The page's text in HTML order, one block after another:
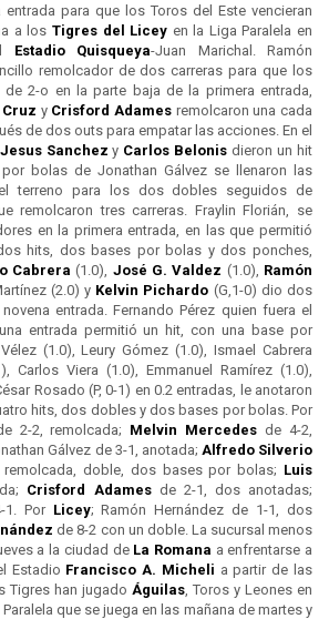
para que los Toros del Este vencieran
a los Tigres del Licey en la Liga Paralela en
Estadio Quisqueya-Juan Marichal. Ramón
remolcador de dos carreras para que los
de 2-o en la parte baja de la primera entrada,
Cruz y Crisford Adames remolcaron una cada
de dos outs para empatar las acciones. En el
Jesus Sanchez y Carlos Belonis dieron un hit
bolas de Jonathan Gálvez se llenaron las
terreno para los dos dobles seguidos de
remolcaron tres carreras. Fraylin Florián, se
en la primera entrada, en las que permitió
hits, dos bases por bolas y dos ponches,
Cabrera (1.0), José G. Valdez (1.0), Ramón
(2.0) y Kelvin Pichardo (G,1-0) dio dos
entrada. Fernando Pérez quien fuera el
entrada permitió un hit, con una base por
(1.0), Leury Gómez (1.0), Ismael Cabrera
Carlos Viera (1.0), Emmanuel Ramírez (1.0),
Rosado (P, 0-1) en 0.2 entradas, le anotaron
hits, dos dobles y dos bases por bolas. Por
2-2, remolcada; Melvin Mercedes de 4-2,
Gálvez de 3-1, anotada; Alfredo Silverio
doble, dos bases por bolas; Luis
Crisford Adamesde 2-1, dos anotadas;
1. Por Licey; Ramón Hernández de 1-1, dos
de 8-2 con un doble. La sucursal menos
a la ciudad de La Romana a enfrentarse a
Estadio Francisco A. Micheli a partir de las
Tigres han jugado Águilas , Toros y Leones en
que se juega en las mañana de martes y